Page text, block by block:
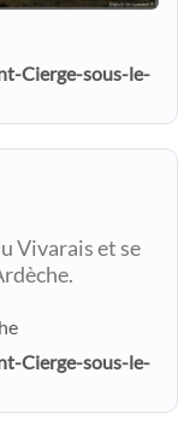
Cierge-sous-le-
Vivarais et se
Cierge-sous-le-